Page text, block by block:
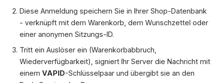
Diese Anmeldung speichern Sie in Ihrer Shop-Datenbank
- verknüpft mit dem Warenkorb, dem Wunschzettel oder
einer anonymen Sitzungs-ID.
Tritt ein Auslöser ein (Warenkorbabbruch,
Wiederverfügbarkeit), signiert Ihr Server die Nachricht mit
einem VAPID-Schlüsselpaar und übergibt sie an den